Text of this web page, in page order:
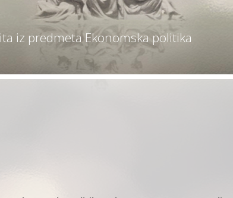
iz predmeta Ekonomska politika